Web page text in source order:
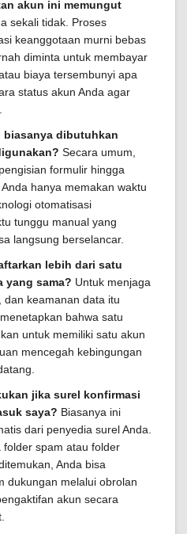
akun ini memungut
sekali tidak. Proses
keanggotaan murni bebas
diminta untuk membayar
biaya tersembunyi apa
status akun Anda agar
biasanya dibutuhkan
Secara umum,
formulir hingga
hanya memakan waktu
otomatisasi
tunggu manual yang
langsung berselancar.
lebih dari satu
yang sama? Untuk menjaga
dan keamanan data itu
bahwa satu
untuk memiliki satu akun
mencegah kebingungan
jika surel konfirmasi
saya? Biasanya ini
dari penyedia surel Anda.
folder spam atau folder
Anda bisa
dukungan melalui obrolan
akun secara